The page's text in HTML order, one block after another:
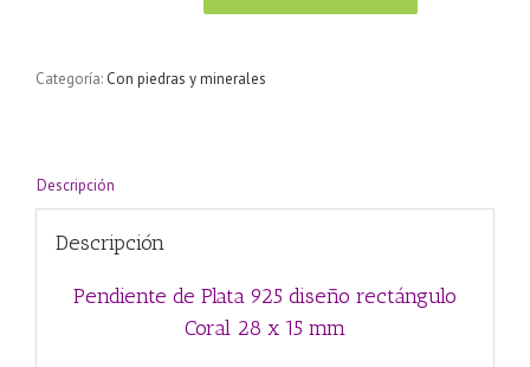
diseño
x
cantidad
Categoría: Con piedras y minerales
Descripción
Descripción
Pendiente de Plata 925 diseño rectángulo
Coral 28 x 15 mm